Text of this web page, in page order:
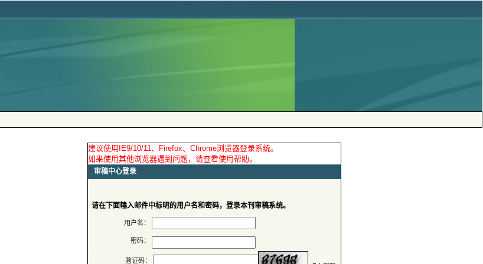
请在下面输入邮件中标明的用户名和密码，登录本刊审稿系统。
用户名：
密码：
验证码：